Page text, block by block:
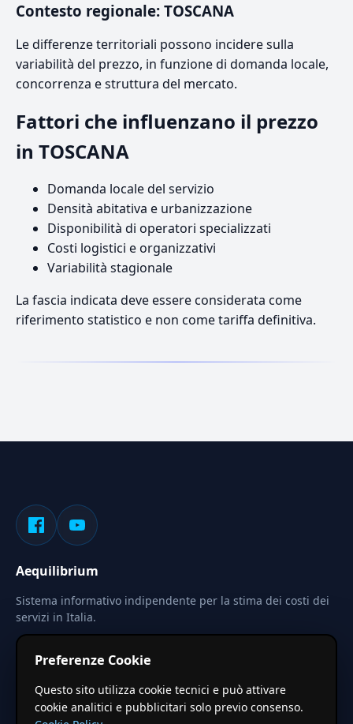
Contesto regionale: TOSCANA
Le differenze territoriali possono incidere sulla
variabilità del prezzo, in funzione di domanda locale,
concorrenza e struttura del mercato.
Fattori che influenzano il prezzo
in TOSCANA
Domanda locale del servizio
Densità abitativa e urbanizzazione
Disponibilità di operatori specializzati
Costi logistici e organizzativi
Variabilità stagionale
La fascia indicata deve essere considerata come
riferimento statistico e non come tariffa definitiva.
Aequilibrium
Sistema informativo indipendente per la stima dei costi dei
servizi in Italia.
Le stime pubblicate sono calcolate tramite coefficienti
territoriali regionali applicati a valori base nazionali. Non
costituiscono preventivo ufficiale.
Preferenze Cookie
Questo sito utilizza cookie tecnici e può attivare
cookie analitici e pubblicitari solo previo consenso.